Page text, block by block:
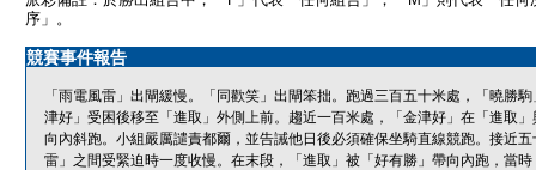
序」。
競賽事件報告
「雨電風雷」出閘緩慢。「同歡笑」出閘笨拙。跑過三百五十米處，「曉勝
津好」受困後移至「進取」外側上前。趨近一百米處，「金津好」在「進取
向內斜跑。小組嚴厲譴責都爾，並告誡他日後必須確保坐騎直線競跑。接近
雷」之間受緊迫時一度收慢。在末段，「進取」被「好有勝」帶向內跑，當